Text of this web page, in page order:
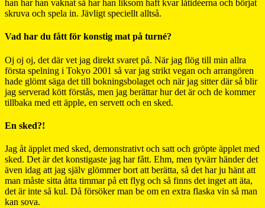
han har han vaknat så har han liksom haft kvar låtidéerna och börjat
skruva och spela in. Jävligt speciellt alltså.
Vad har du fått för konstig mat på turné?
Oj oj oj, det där vet jag direkt svaret på. När jag flög till min allra
första spelning i Tokyo 2001 så var jag strikt vegan och arrangören
hade glömt säga det till bokningsbolaget och när jag sitter där så blir
jag serverad kött förstås, men jag berättar hur det är och de kommer
tillbaka med ett äpple, en servett och en sked.
En sked?!
Jag åt äpplet med sked, demonstrativt och satt och gröpte äpplet med
sked. Det är det konstigaste jag har fått. Ehm, men tyvärr händer det
även idag att jag själv glömmer bort att berätta, så det har ju hänt att
man måste sitta åtta timmar på ett flyg och så finns det inget att äta,
det är inte så kul. Då försöker man be om en extra flaska vin så man
kan sova.